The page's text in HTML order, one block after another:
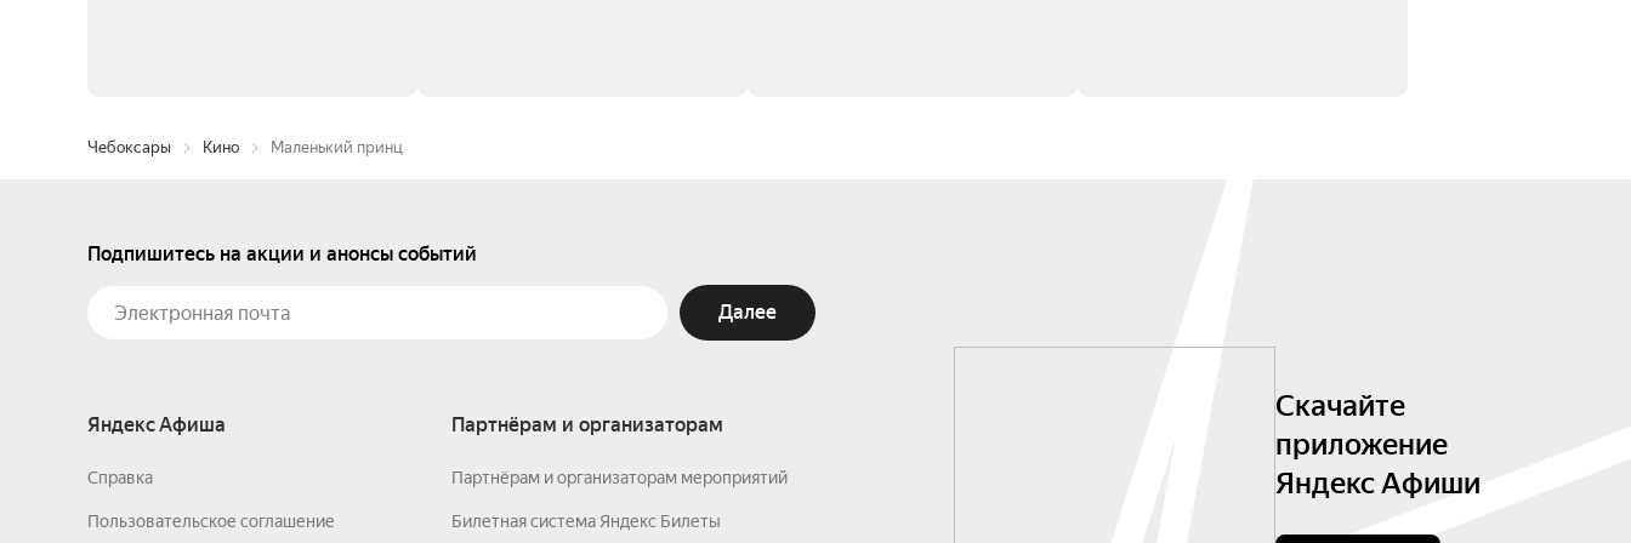
Чебоксары Кино Маленький принц
Подпишитесь на акции и анонсы событий
Далее
Яндекс Афиша
Справка
Пользовательское соглашение
Партнёрам и организаторам
Партнёрам и организаторам мероприятий
Билетная система Яндекс Билеты
Скачайте
приложение
Яндекс Афиши